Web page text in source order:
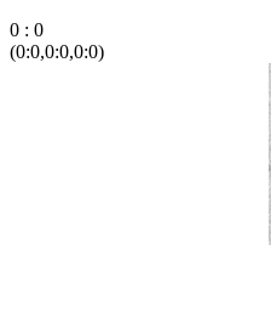
0 : 0
(0:0,0:0,0:0)